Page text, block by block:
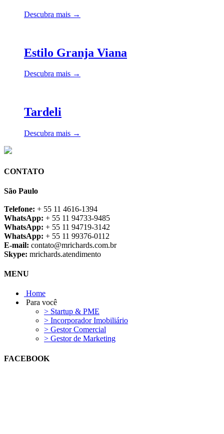
Descubra mais →
Estilo Granja Viana
Descubra mais →
Tardeli
Descubra mais →
CONTATO
São Paulo
Telefone: + 55 11 4616-1394
WhatsApp: + 55 11 94733-9485
WhatsApp: + 55 11 94719-3142
WhatsApp: + 55 11 99376-0112
E-mail: contato@mrichards.com.br
Skype: mrichards.atendimento
MENU
Home
Para você
> Startup & PME
> Incorporador Imobiliário
> Gestor Comercial
> Gestor de Marketing
FACEBOOK